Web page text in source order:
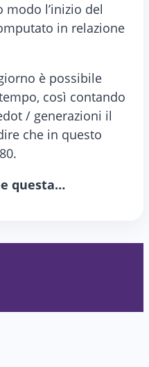
l’inizio del
in relazione
è possibile
così contando
/ generazioni il
che in questo
questa…